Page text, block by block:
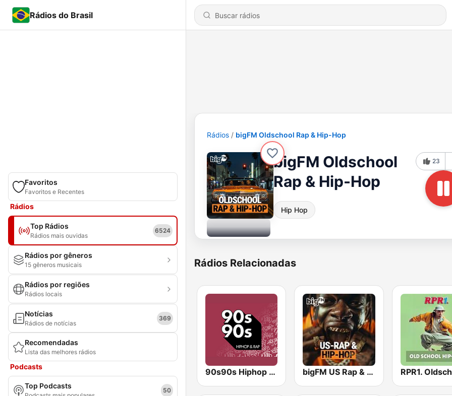
Rádios do Brasil
Favoritos
Favoritos e Recentes
Rádios
Top Rádios
Rádios mais ouvidas
6524
Rádios por gêneros
15 gêneros musicais
Rádios por regiões
Rádios locais
Notícias
Rádios de notícias
369
Recomendadas
Lista das melhores rádios
Podcasts
Top Podcasts 50
Rádios bigFM Oldschool Rap & Hip-Hop
bigFM Oldschool
Rap & Hip-Hop
Hip Hop
23
Rádios Relacionadas
90s90s Hiphop & Rap bigFM US Rap & Hip-Hop